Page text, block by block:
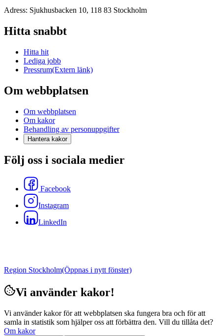
Adress: Sjukhusbacken 10, 118 83 Stockholm
Hitta snabbt
Hitta hit
Lediga jobb
Pressrum(Extern länk)
Om webbplatsen
Om webbplatsen
Om kakor
Behandling av personuppgifter
Hantera kakor
Följ oss i sociala medier
Facebook
Instagram
LinkedIn
Region Stockholm(Öppnas i nytt fönster)
Vi använder kakor!
Vi använder kakor för att webbplatsen ska fungera bra och för att
samla in statistik som hjälper oss att förbättra den. Vill du tillåta det?
Om kakor